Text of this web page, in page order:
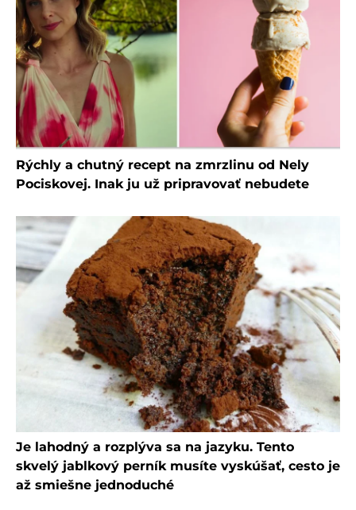
Rýchly a chutný recept na zmrzlinu od Nely
Pociskovej. Inak ju už pripravovať nebudete
Je lahodný a rozplýva sa na jazyku. Tento
skvelý jablkový perník musíte vyskúšať, cesto je
až smiešne jednoduché